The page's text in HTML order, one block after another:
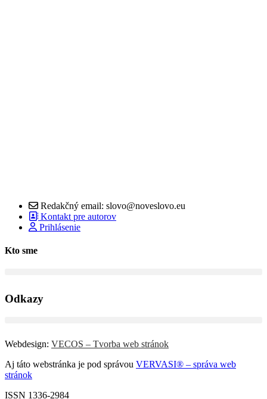
Redakčný email: slovo@noveslovo.eu
Kontakt pre autorov
Prihlásenie
Kto sme
Odkazy
Webdesign: VECOS – Tvorba web stránok
Aj táto webstránka je pod správou VERVASI® – správa web
stránok
ISSN 1336-2984